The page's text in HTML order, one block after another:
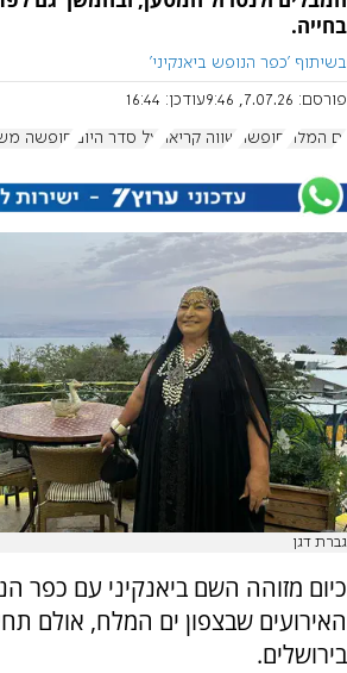
בחייה.
בשיתוף 'כפר הנופש ביאנקיני'
פורסם: 7.07.26, 9:46 עודכן: 16:44
ים המלח חופשה שווה קריאה על סדר היום חופשה
גברת דגן
כיום מזוהה השם ביאנקיני עם כפר
האירועים שבצפון ים המלח, אולם
בירושלים.